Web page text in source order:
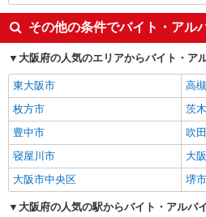
その他の条件でバイト・アル
大阪府の人気のエリアからバイト・ア
東大阪市
高
枚方市
茨
豊中市
吹
寝屋川市
大
大阪市中央区
堺
大阪府の人気の駅からバイト・アルバ